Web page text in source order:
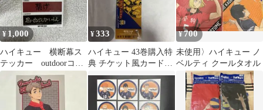
¥ 1,000
ハイキュー 横断幕ス
テッカー outdoorコラ
ボ ノベルティ
¥333
ハイキュー 43巻購入特
典 チケット風カードノ
ベルティ
¥700
未使用〉ハイキュー ノ
ベルティ クールタオル